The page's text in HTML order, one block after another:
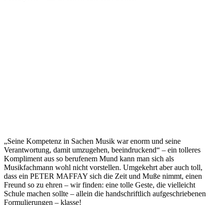
„Seine Kompetenz in Sachen Musik war enorm und seine
Verantwortung, damit umzugehen, beeindruckend“ – ein tolleres
Kompliment aus so berufenem Mund kann man sich als
Musikfachmann wohl nicht vorstellen. Umgekehrt aber auch toll,
dass ein PETER MAFFAY sich die Zeit und Muße nimmt, einen
Freund so zu ehren – wir finden: eine tolle Geste, die vielleicht
Schule machen sollte – allein die handschriftlich aufgeschriebenen
Formulierungen – klasse!